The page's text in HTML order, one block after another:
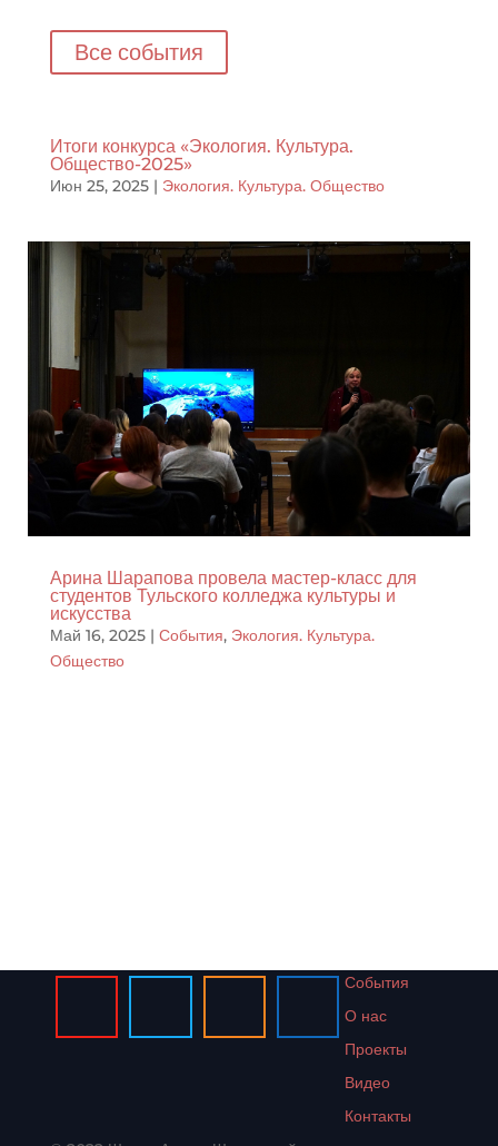
Все события
Итоги конкурса «Экология. Культура.
Общество-2025»
Июн 25, 2025| Экология. Культура. Общество
Арина Шарапова провела мастер-класс для
студентов Тульского колледжа культуры и
искусства
Май 16, 2025| События, Экология. Культура.
Общество
События
О нас
Проекты
Видео
Контакты